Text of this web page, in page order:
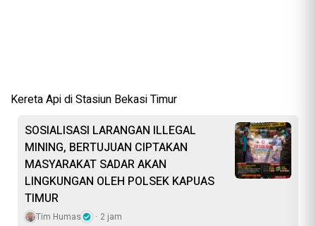
Kereta Api di Stasiun Bekasi Timur
SOSIALISASI LARANGAN ILLEGAL
MINING, BERTUJUAN CIPTAKAN
MASYARAKAT SADAR AKAN
LINGKUNGAN OLEH POLSEK KAPUAS
TIMUR
Tim Humas 2 jam